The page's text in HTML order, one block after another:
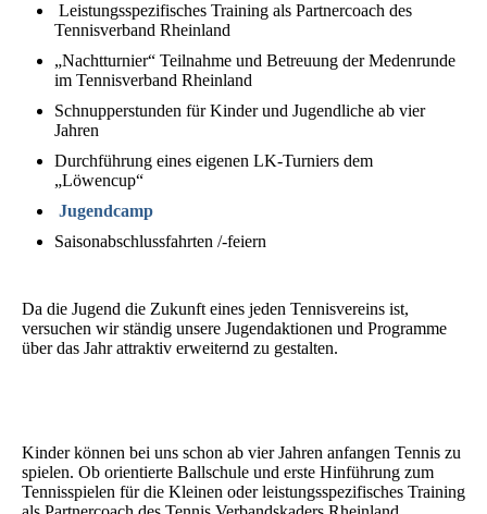
Leistungsspezifisches Training als Partnercoach des
Tennisverband Rheinland
„Nachtturnier“ Teilnahme und Betreuung der Medenrunde
im Tennisverband Rheinland
Schnupperstunden für Kinder und Jugendliche ab vier
Jahren
Durchführung eines eigenen LK-Turniers dem
„Löwencup“
Jugendcamp
Saisonabschlussfahrten /-feiern
Da die Jugend die Zukunft eines jeden Tennisvereins ist,
versuchen wir ständig unsere Jugendaktionen und Programme
über das Jahr attraktiv erweiternd zu gestalten.
Kinder können bei uns schon ab vier Jahren anfangen Tennis zu
spielen. Ob orientierte Ballschule und erste Hinführung zum
Tennisspielen für die Kleinen oder leistungsspezifisches Training